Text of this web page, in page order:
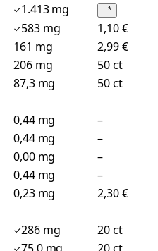
1.413 mg –*
583 mg
1,10 €
161 mg
2,99 €
206 mg
50 ct
87,3 mg
50 ct
0,44 mg
–
0,44 mg
–
0,00 mg
–
0,44 mg
–
0,23 mg
2,30 €
286 mg
20 ct